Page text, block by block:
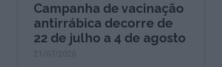
Campanha de vacinação
antirrábica decorre de
22 de julho a 4 de agosto